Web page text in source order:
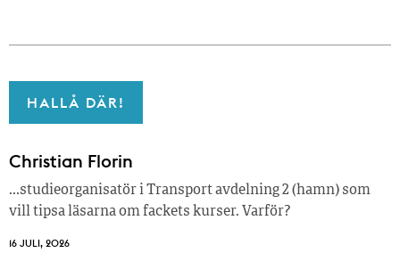
HALLÅ DÄR!
Christian Florin
…studieorganisatör i Transport avdelning 2 (hamn) som
vill tipsa läsarna om fackets kurser. Varför?
16 JULI, 2026